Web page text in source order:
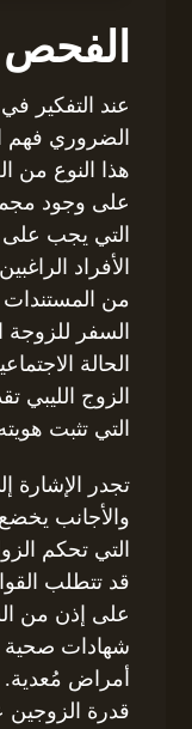
الفحص
عند التفكير
الضروري فهم
هذا النوع من
على وجود
التي يجب على
الأفراد
من المستندات
السفر للزوجة
الحالة
الزوج الليبي
التي تثبت
تجدر الإشارة
والأجانب
التي تحكم
قد تتطلب
على إذن من
شهادات صحية
أمراض
قدرة الزوجين